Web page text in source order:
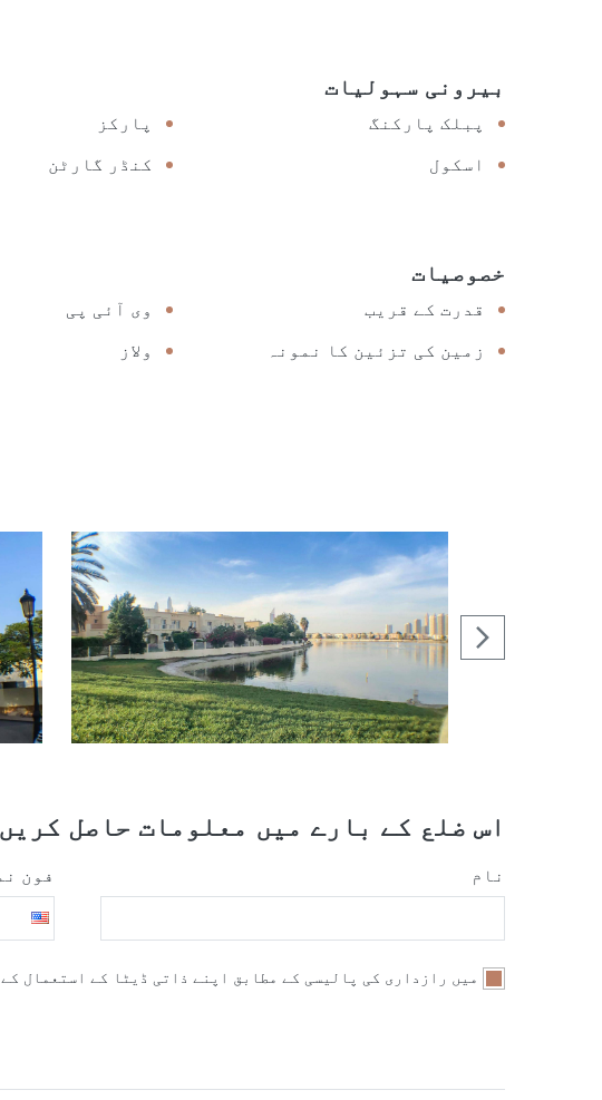
بیرونی سہولیات
پبلک پارکنگ پارکز
اسکول
کنڈر گارٹن
خصوصیات
قدرت کے قریب وی آئی پی
زمین کی تزئین کا نمونہ
ولاز
اس ضلع کے بارے میں معلومات حاصل کریں
نام فون
میں رازداری کی پالیسی کے مطابق اپنے ذاتی ڈیٹا کے استعمال